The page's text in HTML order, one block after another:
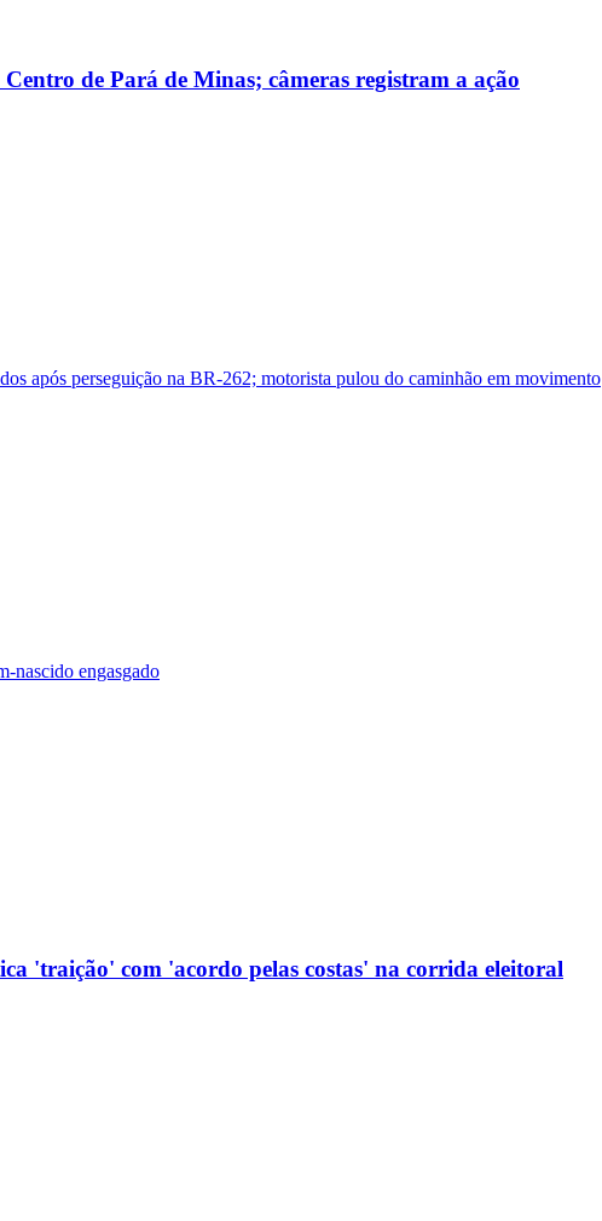
de Pará de Minas; câmeras registram a ação
após perseguição na BR-262; motorista pulou do caminhão em movimento
nascido engasgado
'traição' com 'acordo pelas costas' na corrida eleitoral